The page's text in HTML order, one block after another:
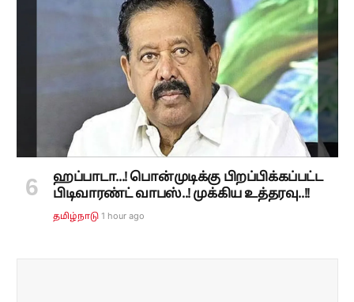
ஹப்பாடா...! பொன்முடிக்கு பிறப்பிக்கப்பட்ட
பிடிவாரண்ட் வாபஸ்..! முக்கிய உத்தரவு..!!
தமிழ்நாடு 1 hour ago